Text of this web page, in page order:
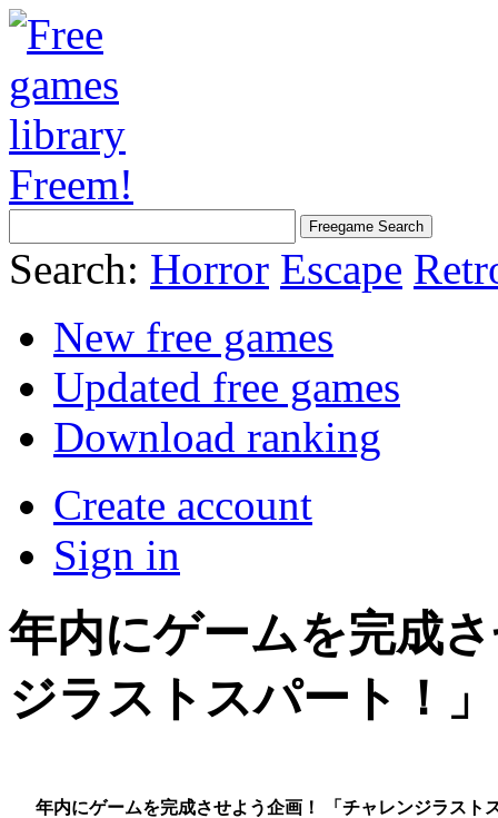
Search: Horror Escape
New free games
Updated free games
Download ranking
Create account
Sign in
年内にゲームを完成
ジラストスパート！」
年内にゲームを完成させよう企画！ 「チャレンジラス